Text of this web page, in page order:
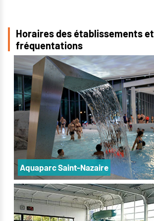
Horaires des établissements et
fréquentations
Aquaparc Saint-Nazaire